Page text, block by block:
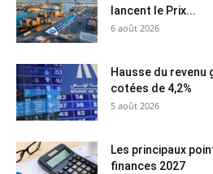
lancent le Prix...
6 août 2026
Hausse du
cotées de 4,2%
5 août 2026
Les principaux
finances 2027